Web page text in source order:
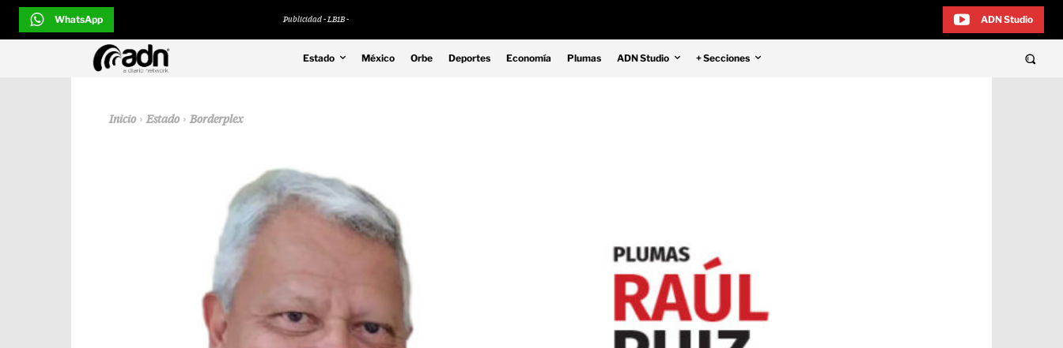
WhatsApp Publicidad - LB1B - ADN Studio
Estado México Orbe Deportes Economía Plumas ADN Studio + Secciones
Inicio Estado Borderplex